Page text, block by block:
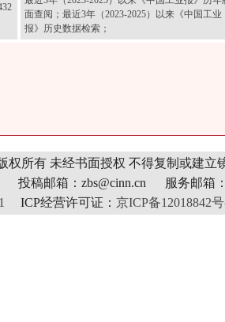
面查阅；最近3年（2023-2025）以来《中国工业
报》历史数据检索；
权所有 未经书面授权 不得复制或建立
投稿邮箱：zbs@cinn.cn 服务邮箱：
ICP经营许可证： 京ICP备12018842